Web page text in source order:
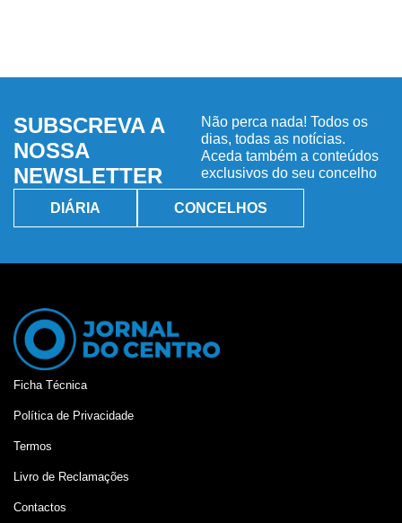
SUBSCREVA A
NOSSA
NEWSLETTER
Não perca nada! Todos os
dias, todas as notícias.
Aceda também a conteúdos
exclusivos do seu concelho
DIÁRIA CONCELHOS
Ficha Técnica
Política de Privacidade
Termos
Livro de Reclamações
Contactos